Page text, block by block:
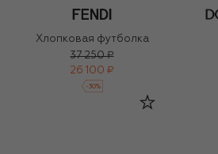
Хлопковая футболка
37 250 ₽
26 100 ₽
-30%